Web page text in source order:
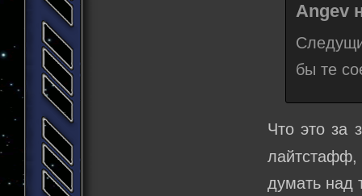
Angev
бы те
Что это за
думать над